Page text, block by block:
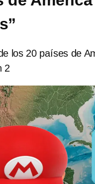
los 20 países de
2